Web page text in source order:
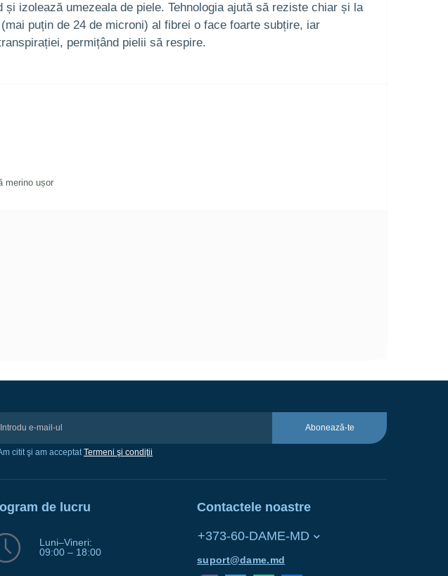
izolează umezeala de piele. Tehnologia ajută să reziste chiar și la
puțin de 24 de microni) al fibrei o face foarte subțire, iar
permițând pielii să respire.
merino ușor
Abonează-te
citit şi am acceptatTermeni şi condiţii
de lucru
Luni–Vineri:
09:00 – 18:00
Contactele noastre
+373-60-DAME-MD
suport@dame.md